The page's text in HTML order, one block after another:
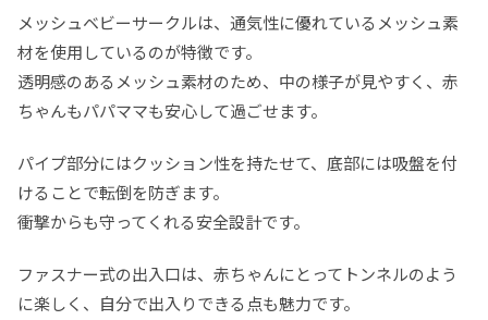
メッシュベビーサークルは、通気性に優れているメッシュ素
材を使用しているのが特徴です。
透明感のあるメッシュ素材のため、中の様子が見やすく、赤
ちゃんもパパママも安心して過ごせます。
パイプ部分にはクッション性を持たせて、底部には吸盤を付
けることで転倒を防ぎます。
衝撃からも守ってくれる安全設計です。
ファスナー式の出入口は、赤ちゃんにとってトンネルのよう
に楽しく、自分で出入りできる点も魅力です。